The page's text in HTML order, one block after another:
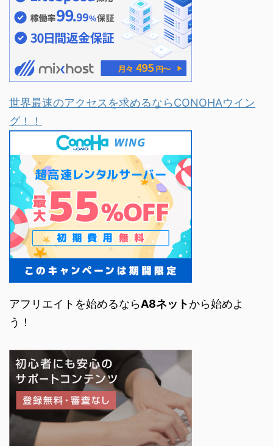
世界最速のアクセスを求めるならCONOHAウイン
グ！！
アフリエイトを始めるならA8ネットから始めよ
う！